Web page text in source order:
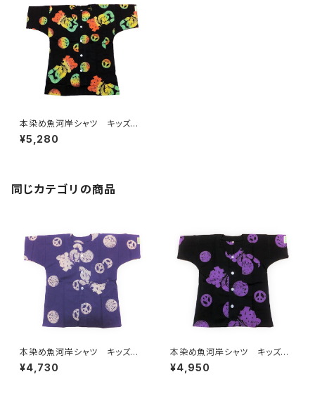
本染め魚河岸シャツ キッズ用1
10サイズ 認定証付き 木綿
晒 平和柄 黒×ラスタグラデ
ぐいシャツ 濱いちシャツ 焼
津 浜通り 港町
¥5,280
同じカテゴリの商品
本染め魚河岸シャツ キッズ用1
10サイズ 認定証付き 木綿
晒 平和柄 紫×白 子供用
¥4,730
本染め魚河岸シャツ キッズ用1
10サイズ 認定証付き 木綿
晒 平和柄 黒×紫 子供用
¥4,950